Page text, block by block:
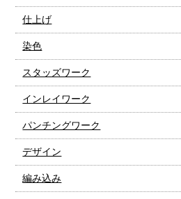
仕上げ
染色
スタッズワーク
インレイワーク
パンチングワーク
デザイン
編み込み